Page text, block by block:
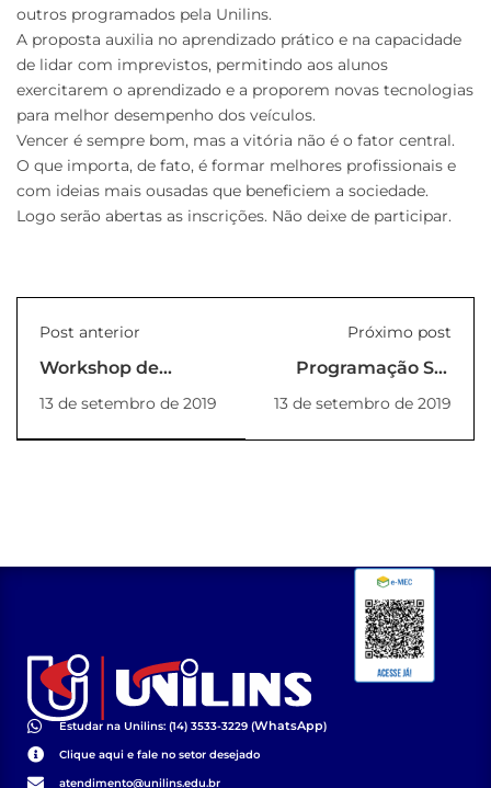
outros programados pela Unilins.
A proposta auxilia no aprendizado prático e na capacidade
de lidar com imprevistos, permitindo aos alunos
exercitarem o aprendizado e a proporem novas tecnologias
para melhor desempenho dos veículos.
Vencer é sempre bom, mas a vitória não é o fator central.
O que importa, de fato, é formar melhores profissionais e
com ideias mais ousadas que beneficiem a sociedade.
Logo serão abertas as inscrições. Não deixe de participar.
Post anterior
Workshop de
língua japonesa
13 de setembro de 2019
Próximo post
Programação SIC
13 de setembro de 2019
Estudar na Unilins: (14) 3533-3229 (WhatsApp)
Clique aqui e fale no setor desejado
atendimento@unilins.edu.br